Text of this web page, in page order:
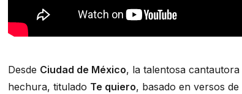
Desde Ciudad de México, la talentosa cantautora
hechura, titulado Te quiero, basado en versos de